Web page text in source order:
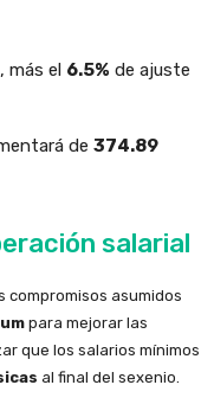
, más el 6.5% de ajuste
de 374.89
salarial
compromisos asumidos
para mejorar las
que los salarios mínimos
al final del sexenio.